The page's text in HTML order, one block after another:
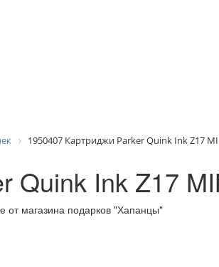
1950407 Картриджи Parker Quink Ink Z17
Quink Ink Z17